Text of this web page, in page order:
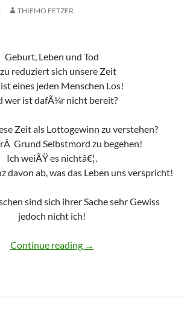
THIEMO FETZER
Geburt, Leben und Tod
reduziert sich unsere Zeit
eines jeden Menschen Los!
wer ist dafÃ¼r nicht bereit?
Zeit als Lottogewinn zu verstehen?
Grund Selbstmord zu begehen!
Ich weiÃŸ es nichtâ€¦.
davon ab, was das Leben uns verspricht!
sind sich ihrer Sache sehr Gewiss
jedoch nicht ich!
Continue reading Die Suche nach dem Sinn
→